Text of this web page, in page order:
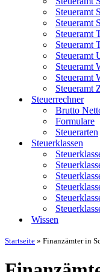
Steueramt
Steueramt
Steueramt
Steueramt
Steueramt
Steueramt
Steueramt
Steueramt
Steuerrechner
Brutto
Formulare
Steuerarten
Steuerklassen
Wissen
Startseite » Finanzämter in